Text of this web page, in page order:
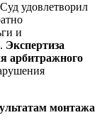
удовлетворил
и
Экспертиза
арбитражного
монтажа